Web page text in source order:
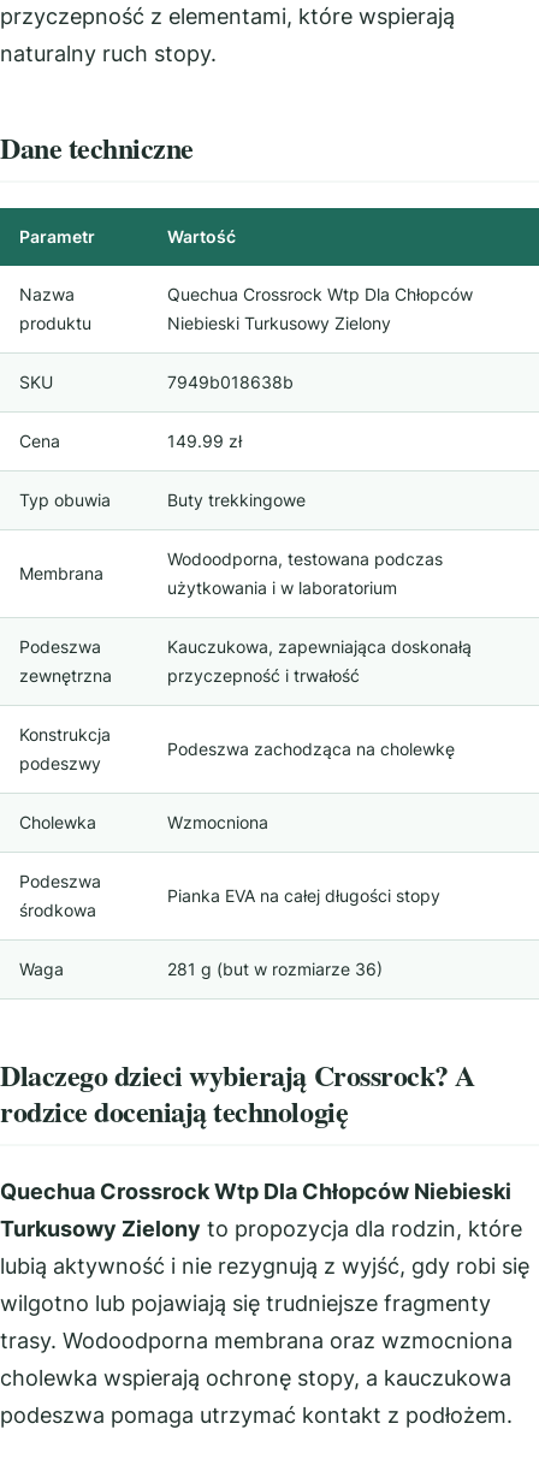
przyczepność z elementami, które wspierają
naturalny ruch stopy.
Dane techniczne
Parametr Wartość
Nazwa
produktu
Quechua Crossrock Wtp Dla Chłopców
Niebieski Turkusowy Zielony
SKU 7949b018638b
Cena 149.99 zł
Typ obuwia Buty trekkingowe
Membrana
Wodoodporna, testowana podczas
użytkowania i w laboratorium
Podeszwa
zewnętrzna
Kauczukowa, zapewniająca doskonałą
przyczepność i trwałość
Konstrukcja
podeszwy
Podeszwa zachodząca na cholewkę
Cholewka Wzmocniona
Podeszwa
środkowa
Pianka EVA na całej długości stopy
Waga 281 g (but w rozmiarze 36)
Dlaczego dzieci wybierają Crossrock? A
rodzice doceniają technologię
Quechua Crossrock Wtp Dla Chłopców Niebieski
Turkusowy Zielony to propozycja dla rodzin, które
lubią aktywność i nie rezygnują z wyjść, gdy robi się
wilgotno lub pojawiają się trudniejsze fragmenty
trasy. Wodoodporna membrana oraz wzmocniona
cholewka wspierają ochronę stopy, a kauczukowa
podeszwa pomaga utrzymać kontakt z podłożem.